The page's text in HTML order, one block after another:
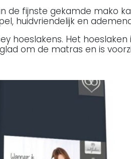
de fijnste gekamde mako
huidvriendelijk en
hoeslakens. Het
om de matras en is